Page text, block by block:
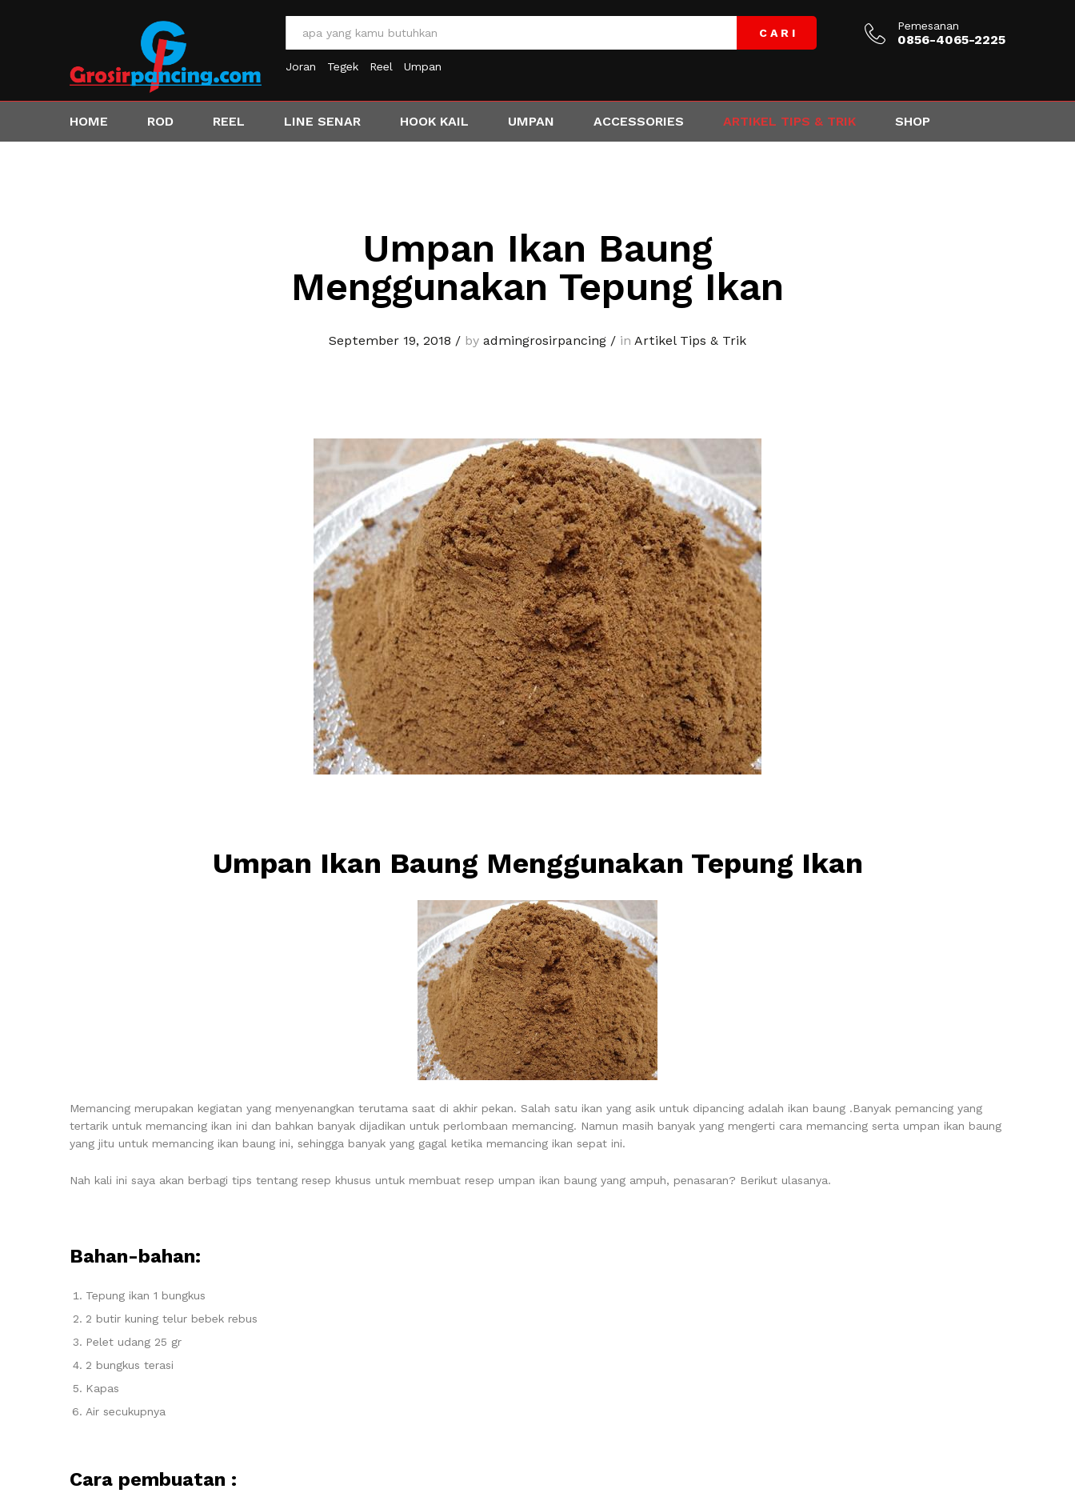
C A R I
Joran Tegek Reel Umpan
Pemesanan
0856-4065-2225
HOME ROD REEL LINE SENAR HOOK KAIL UMPAN ACCESSORIES ARTIKEL TIPS & TRIK SHOP
Umpan Ikan Baung
Menggunakan Tepung Ikan
September 19, 2018 / by admingrosirpancing / in Artikel Tips & Trik
Umpan Ikan Baung Menggunakan Tepung Ikan
Memancing merupakan kegiatan yang menyenangkan terutama saat di akhir pekan. Salah satu ikan yang asik untuk dipancing adalah ikan baung .Banyak pemancing yang
tertarik untuk memancing ikan ini dan bahkan banyak dijadikan untuk perlombaan memancing. Namun masih banyak yang mengerti cara memancing serta umpan ikan baung
yang jitu untuk memancing ikan baung ini, sehingga banyak yang gagal ketika memancing ikan sepat ini.
Nah kali ini saya akan berbagi tips tentang resep khusus untuk membuat resep umpan ikan baung yang ampuh, penasaran? Berikut ulasanya.
Bahan-bahan:
Tepung ikan 1 bungkus
2 butir kuning telur bebek rebus
Pelet udang 25 gr
2 bungkus terasi
Kapas
Air secukupnya
Cara pembuatan :